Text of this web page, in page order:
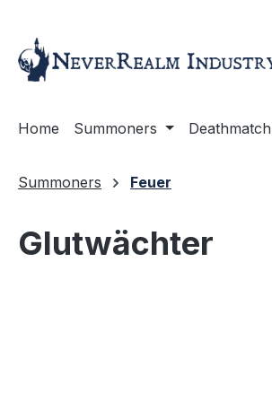
Home Summoners Deathmatch
Summoners Feuer
Glutwächter